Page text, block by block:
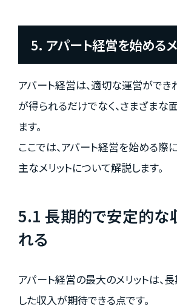
5. アパート経営を始めるメ
アパート経営は、適切な運営がで
が得られるだけでなく、さまざまな
ます。
ここでは、アパート経営を始める際
主なメリットについて解説します。
5.1 長期的で安定的な
れる
アパート経営の最大のメリットは、
した収入が期待できる点です。